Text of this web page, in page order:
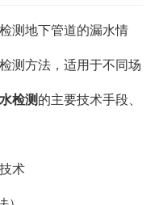
测地下管道的漏水情
测方法，适用于不同场
检测 的主要技术手段、
术